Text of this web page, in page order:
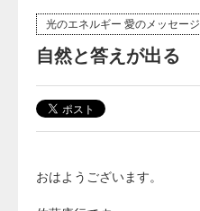
光のエネルギー 愛のメッセージ
自然と答えが出る
おはようございます。